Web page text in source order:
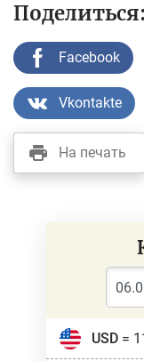
Поделиться:
Facebook
Vkontakte
На печать
USD=